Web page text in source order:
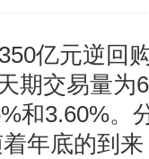
亿元逆回
期交易量为
和3.60%。
年底的到